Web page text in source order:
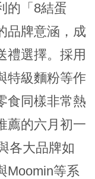
的「8結蛋
品牌意涵，成
禮選擇。採用
特級麵粉等作
食同樣非常熱
薦的六月初一
各大品牌如
Moomin等系